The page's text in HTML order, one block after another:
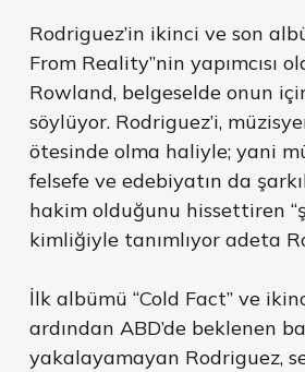
Rodriguez’in ikinci ve son
From Reality”nin yapımcısı
Rowland, belgeselde onun
söylüyor. Rodriguez’i,
ötesinde olma haliyle; yani
felsefe ve edebiyatın da
hakim olduğunu hissettiren
kimliğiyle tanımlıyor adeta
İlk albümü “Cold Fact” ve
ardından ABD’de beklenen
yakalayamayan Rodriguez,